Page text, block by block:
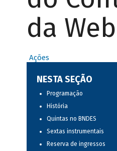
da Web
Ações
NESTA SEÇÃO
Programação
História
Quintas no BNDES
Sextas instrumentais
Reserva de ingressos